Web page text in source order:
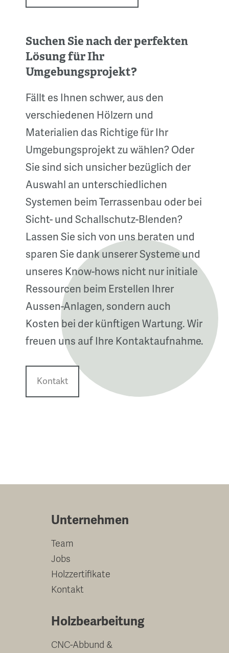
Suchen Sie nach der perfekten
Lösung für Ihr
Umgebungsprojekt?
Fällt es Ihnen schwer, aus den
verschiedenen Hölzern und
Materialien das Richtige für Ihr
Umgebungsprojekt zu wählen? Oder
Sie sind sich unsicher bezüglich der
Auswahl an unterschiedlichen
Systemen beim Terrassenbau oder bei
Sicht- und Schallschutz-Blenden?
Lassen Sie sich von uns beraten und
sparen Sie dank unserer Systeme und
unseres Know-hows nicht nur initiale
Ressourcen beim Erstellen Ihrer
Aussen-Anlagen, sondern auch
Kosten bei der künftigen Wartung. Wir
freuen uns auf Ihre Kontaktaufnahme.
Kontakt
Unternehmen
Team
Jobs
Holzzertifikate
Kontakt
Holzbearbeitung
CNC-Abbund &